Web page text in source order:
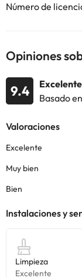
Número de
Opiniones
9.4
Excelente
Basado en